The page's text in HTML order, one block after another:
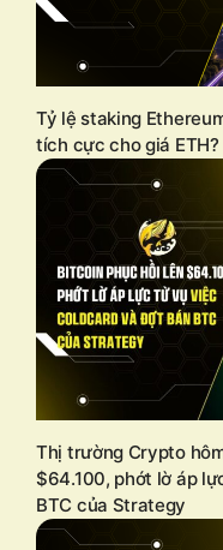
Tỷ lệ staking
tích cực cho giá ETH?
Thị trường Crypto
$64.100, phớt lờ áp
BTC của Strategy